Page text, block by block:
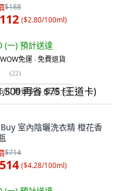
$188
($2.80/100ml)
(一) 預計送達
免運 ∙ 免費退貨
(22)
再省 $75 (王道卡)
室內陰曬洗衣精 橙花香
$714
($4.28/100ml)